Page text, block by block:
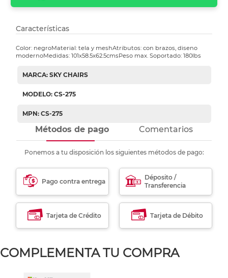
Características
Color: negroMaterial: tela y meshAtributos: con brazos, diseno
modernoMedidas: 101x58.5x62.5cmsPeso max. Soportado: 180lbs
MARCA: SKY CHAIRS
MODELO: CS-275
MPN: CS-275
Métodos de pago Comentarios
Ponemos a tu disposición los siguientes métodos de pago:
Pago contra entrega
Déposito /
Transferencia
Tarjeta de Crédito Tarjeta de Débito
COMPLEMENTA TU COMPRA